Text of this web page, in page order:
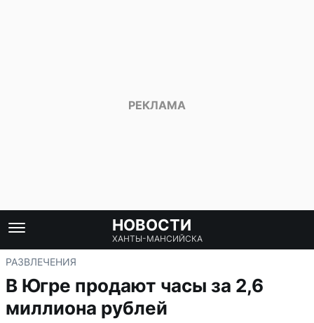
НОВОСТИ
ХАНТЫ-МАНСИЙСКА
РАЗВЛЕЧЕНИЯ
В Югре продают часы за 2,6
миллиона рублей